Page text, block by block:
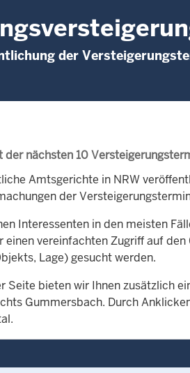
der
der nächsten 10
Amtsgerichte in NRW
der
Interessenten in den meisten
einen vereinfachten Zugriff auf
Lage) gesucht werden.
Seite bieten wir Ihnen zusätzlich
Gummersbach. Durch